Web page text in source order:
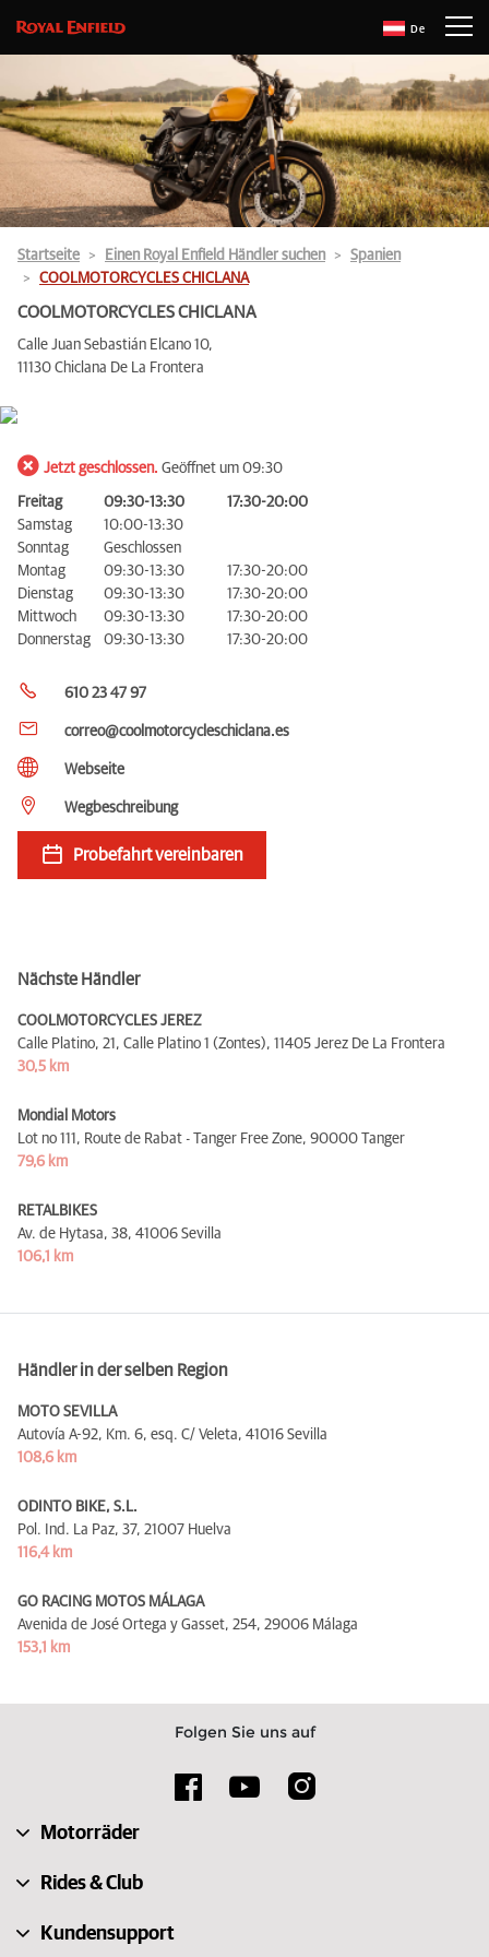
De
Startseite Einen Royal Enfield Händler suchen
Spanien
COOLMOTORCYCLES CHICLANA
COOLMOTORCYCLES CHICLANA
Calle Juan Sebastián Elcano 10,
11130 Chiclana De La Frontera
Jetzt geschlossen. Geöffnet um 09:30
Freitag 09:30-13:30
17:30-20:00
Samstag
10:00-13:30
Sonntag
Geschlossen
Montag
09:30-13:30
17:30-20:00
Dienstag
09:30-13:30
17:30-20:00
Mittwoch
09:30-13:30
17:30-20:00
Donnerstag
09:30-13:30 17:30-20:00
610 23 47 97
correo@coolmotorcycleschiclana.es
Webseite
Wegbeschreibung
Probefahrt vereinbaren
Nächste Händler
COOLMOTORCYCLES JEREZ
Calle Platino, 21, Calle Platino 1 (Zontes), 11405 Jerez De La Frontera
30,5 km
Mondial Motors
Lot no 111, Route de Rabat - Tanger Free Zone, 90000 Tanger
79,6 km
RETALBIKES
Av. de Hytasa, 38, 41006 Sevilla
106,1 km
Händler in der selben Region
MOTO SEVILLA
Autovía A-92, Km. 6, esq. C/ Veleta, 41016 Sevilla
108,6 km
ODINTO BIKE, S.L.
Pol. Ind. La Paz, 37, 21007 Huelva
116,4 km
GO RACING MOTOS MÁLAGA
Avenida de José Ortega y Gasset, 254, 29006 Málaga
153,1 km
Folgen Sie uns auf
Motorräder
Rides & Club
Kundensupport